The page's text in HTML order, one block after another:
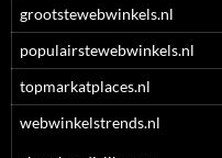
grootstewebwinkels.nl
populairstewebwinkels.nl
topmarkatplaces.nl
webwinkelstrends.nl